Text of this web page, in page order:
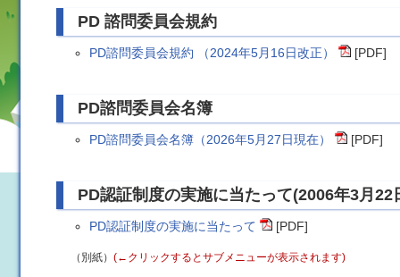
PD 諮問委員会規約
PD諮問委員会規約 （2024年5月16日改正） [PDF]
PD諮問委員会名簿
PD諮問委員会名簿（2026年5月27日現在） [PDF]
PD認証制度の実施に当たって(2006年3月22
PD認証制度の実施に当たって [PDF]
（別紙） (←クリックするとサブメニューが表示されます)